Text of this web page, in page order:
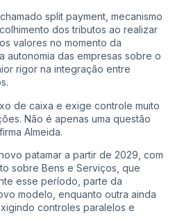
split payment, mecanismo
dos tributos ao realizar
valores no momento da
autonomia das empresas sobre o
rigor na integração entre
de caixa e exige controle muito
Não é apenas uma questão
Almeida.
patamar a partir de 2029, com
sobre Bens e Serviços, que
esse período, parte da
modelo, enquanto outra ainda
controles paralelos e